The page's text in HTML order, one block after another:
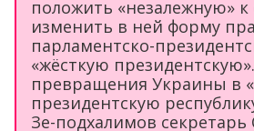
положить «незалежную»
изменить в ней форму
парламентско-
«жёсткую
превращения Украины в
президентскую
Зе-подхалимов